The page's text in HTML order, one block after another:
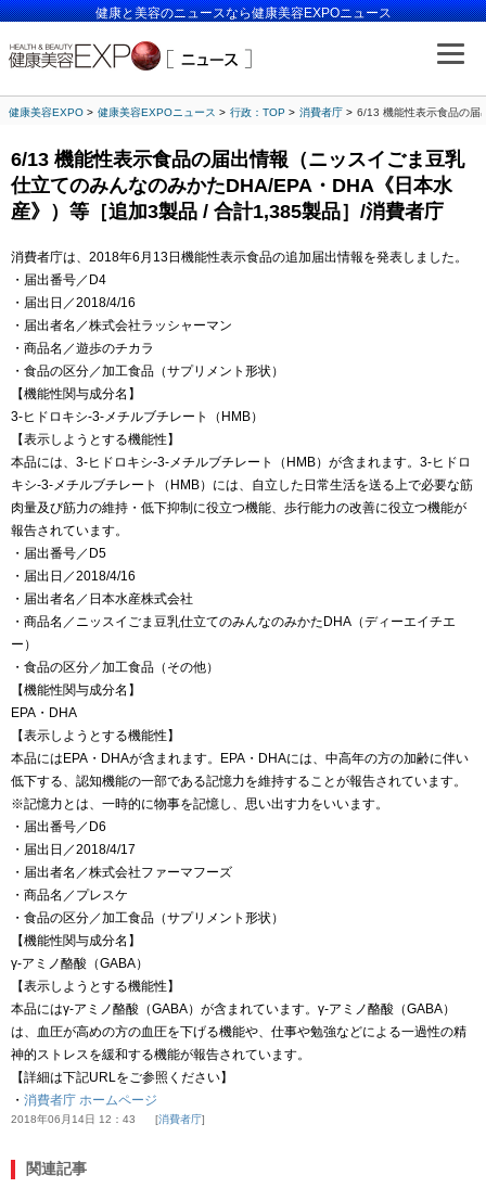
健康と美容のニュースなら健康美容EXPOニュース
健康美容EXPO 健康美容EXPOニュース 行政：TOP 消費者庁 6/13 機能性表示食品の届
6/13 機能性表示食品の届出情報（ニッスイごま豆乳
仕立てのみんなのみかたDHA/EPA・DHA《日本水
産》）等［追加3製品 / 合計1,385製品］/消費者庁
消費者庁は、2018年6月13日機能性表示食品の追加届出情報を発表しました。
・届出番号／D4
・届出日／2018/4/16
・届出者名／株式会社ラッシャーマン
・商品名／遊歩のチカラ
・食品の区分／加工食品（サプリメント形状）
【機能性関与成分名】
3-ヒドロキシ-3-メチルブチレート（HMB）
【表示しようとする機能性】
本品には、3-ヒドロキシ-3-メチルブチレート（HMB）が含まれます。3-ヒドロ
キシ-3-メチルブチレート（HMB）には、自立した日常生活を送る上で必要な筋
肉量及び筋力の維持・低下抑制に役立つ機能、歩行能力の改善に役立つ機能が
報告されています。
・届出番号／D5
・届出日／2018/4/16
・届出者名／日本水産株式会社
・商品名／ニッスイごま豆乳仕立てのみんなのみかたDHA（ディーエイチエ
ー）
・食品の区分／加工食品（その他）
【機能性関与成分名】
EPA・DHA
【表示しようとする機能性】
本品にはEPA・DHAが含まれます。EPA・DHAには、中高年の方の加齢に伴い
低下する、認知機能の一部である記憶力を維持することが報告されています。
※記憶力とは、一時的に物事を記憶し、思い出す力をいいます。
・届出番号／D6
・届出日／2018/4/17
・届出者名／株式会社ファーマフーズ
・商品名／プレスケ
・食品の区分／加工食品（サプリメント形状）
【機能性関与成分名】
γ-アミノ酪酸（GABA）
【表示しようとする機能性】
本品にはγ-アミノ酪酸（GABA）が含まれています。γ-アミノ酪酸（GABA）
は、血圧が高めの方の血圧を下げる機能や、仕事や勉強などによる一過性の精
神的ストレスを緩和する機能が報告されています。
【詳細は下記URLをご参照ください】
・ 消費者庁 ホームページ
2018年06月14日 12：43 消費者庁
関連記事